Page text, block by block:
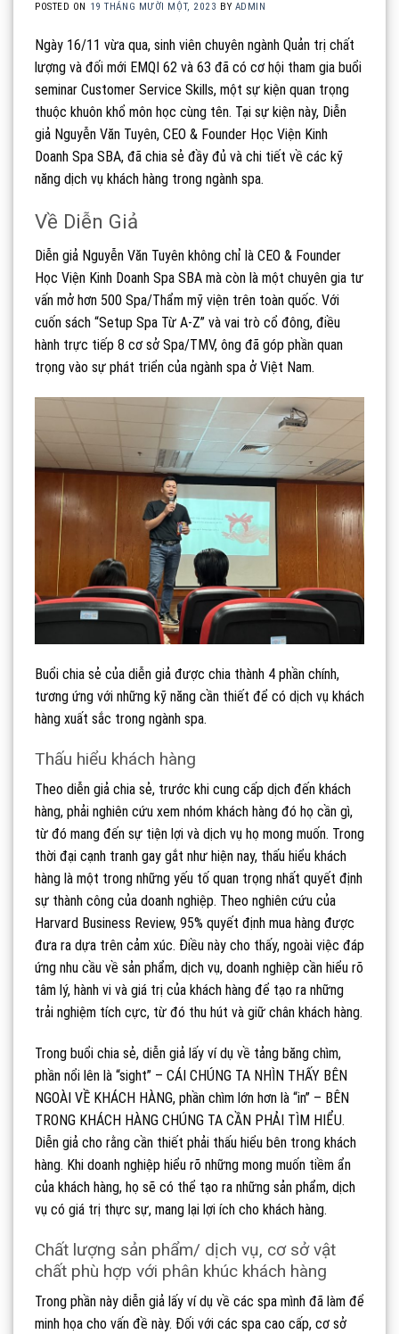
POSTED ON 19 THÁNG MƯỜI MỘT, 2023 BY ADMIN
Ngày 16/11 vừa qua, sinh viên chuyên ngành Quản trị chất
lượng và đối mới EMQI 62 và 63 đã có cơ hội tham gia buổi
seminar Customer Service Skills, một sự kiện quan trọng
thuộc khuôn khổ môn học cùng tên. Tại sự kiện này, Diễn
giả Nguyễn Văn Tuyên, CEO & Founder Học Viện Kinh
Doanh Spa SBA, đã chia sẻ đầy đủ và chi tiết về các kỹ
năng dịch vụ khách hàng trong ngành spa.
Về Diễn Giả
Diễn giả Nguyễn Văn Tuyên không chỉ là CEO & Founder
Học Viện Kinh Doanh Spa SBA mà còn là một chuyên gia tư
vấn mở hơn 500 Spa/Thẩm mỹ viện trên toàn quốc. Với
cuốn sách “Setup Spa Từ A-Z” và vai trò cổ đông, điều
hành trực tiếp 8 cơ sở Spa/TMV, ông đã góp phần quan
trọng vào sự phát triển của ngành spa ở Việt Nam.
Buổi chia sẻ của diễn giả được chia thành 4 phần chính,
tương ứng với những kỹ năng cần thiết để có dịch vụ khách
hàng xuất sắc trong ngành spa.
Thấu hiểu khách hàng
Theo diễn giả chia sẻ, trước khi cung cấp dịch đến khách
hàng, phải nghiên cứu xem nhóm khách hàng đó họ cần gì,
từ đó mang đến sự tiện lợi và dịch vụ họ mong muốn. Trong
thời đại cạnh tranh gay gắt như hiện nay, thấu hiểu khách
hàng là một trong những yếu tố quan trọng nhất quyết định
sự thành công của doanh nghiệp. Theo nghiên cứu của
Harvard Business Review, 95% quyết định mua hàng được
đưa ra dựa trên cảm xúc. Điều này cho thấy, ngoài việc đáp
ứng nhu cầu về sản phẩm, dịch vụ, doanh nghiệp cần hiểu rõ
tâm lý, hành vi và giá trị của khách hàng để tạo ra những
trải nghiệm tích cực, từ đó thu hút và giữ chân khách hàng.
Trong buổi chia sẻ, diễn giả lấy ví dụ về tảng băng chìm,
phần nổi lên là “sight” – CÁI CHÚNG TA NHÌN THẤY BÊN
NGOÀI VỀ KHÁCH HÀNG, phần chìm lớn hơn là “in” – BÊN
TRONG KHÁCH HÀNG CHÚNG TA CẦN PHẢI TÌM HIỂU.
Diễn giả cho rằng cần thiết phải thấu hiểu bên trong khách
hàng. Khi doanh nghiệp hiểu rõ những mong muốn tiềm ẩn
của khách hàng, họ sẽ có thể tạo ra những sản phẩm, dịch
vụ có giá trị thực sự, mang lại lợi ích cho khách hàng.
Chất lượng sản phẩm/ dịch vụ, cơ sở vật
chất phù hợp với phân khúc khách hàng
Trong phần này diễn giả lấy ví dụ về các spa mình đã làm để
minh họa cho vấn đề này. Đối với các spa cao cấp, cơ sở